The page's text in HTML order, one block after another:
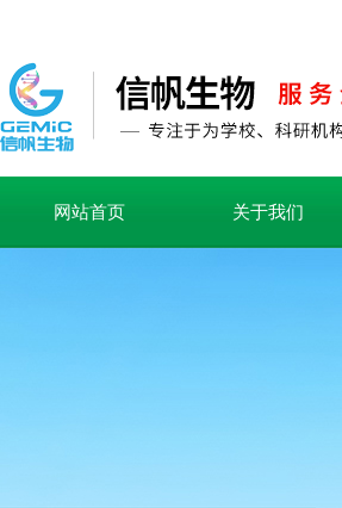
网站首页 关于我们